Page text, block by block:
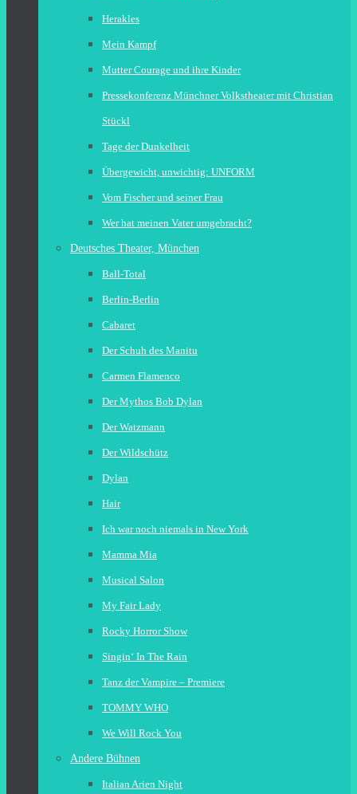
Herakles
Mein Kampf
Mutter Courage und ihre Kinder
Pressekonferenz Münchner Volkstheater mit Christian
Stückl
Tage der Dunkelheit
Übergewicht, unwichtig: UNFORM
Vom Fischer und seiner Frau
Wer hat meinen Vater umgebracht?
Deutsches Theater, München
Ball-Total
Berlin-Berlin
Cabaret
Der Schuh des Manitu
Carmen Flamenco
Der Mythos Bob Dylan
Der Watzmann
Der Wildschütz
Dylan
Hair
Ich war noch niemals in New York
Mamma Mia
Musical Salon
My Fair Lady
Rocky Horror Show
Singin‘ In The Rain
Tanz der Vampire – Premiere
TOMMY WHO
We Will Rock You
Andere Bühnen
Italian Arien Night